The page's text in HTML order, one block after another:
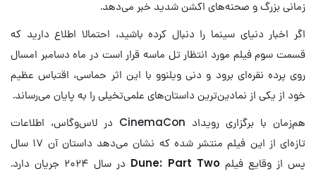
زمانی بزرگ و صحنه‌های اکشن شدید خبر می‌دهد.
اگر اخبار دنیای سینما را دنبال کرده باشید، احتمالا اطلاع دارید که
قسمت سوم فیلم مورد انتظار تل ماسه قرار است در ماه دسامبر امسال
روی پرده نقره‌ای برود و دنی ویلنوو با این اثر حماسی، اقتباس عظیم
خود از یکی از نمادین‌ترین داستان‌های علمی‌تخیلی را به پایان می‌رساند.
هم‌زمان با برگزاری رویداد CinemaCon در لاس‌وگاس، اطلاعات
تازه‌ای از این فیلم منتشر شده که نشان می‌دهد داستان آن ۱۷ سال
پس از وقایع فیلمDune: Part Two
در سال ۲۰۲۴ جریان دارد.